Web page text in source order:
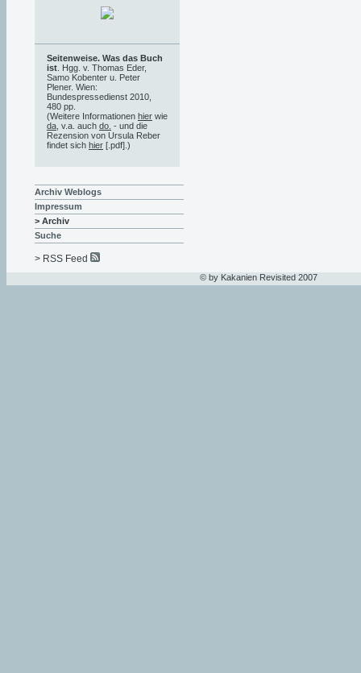
Seitenweise. Was das Buch
ist . Hgg. v. Thomas Eder,
Samo Kobenter u. Peter
Plener. Wien:
Bundespressedienst 2010,
480 pp.
(Weitere Informationen hier wie
da , v.a. auch do. - und die
Rezension von Ursula Reber
findet sich hier [.pdf].)
Archiv Weblogs
Impressum
> Archiv
Suche
> RSS Feed
© by Kakanien Revisited 2007